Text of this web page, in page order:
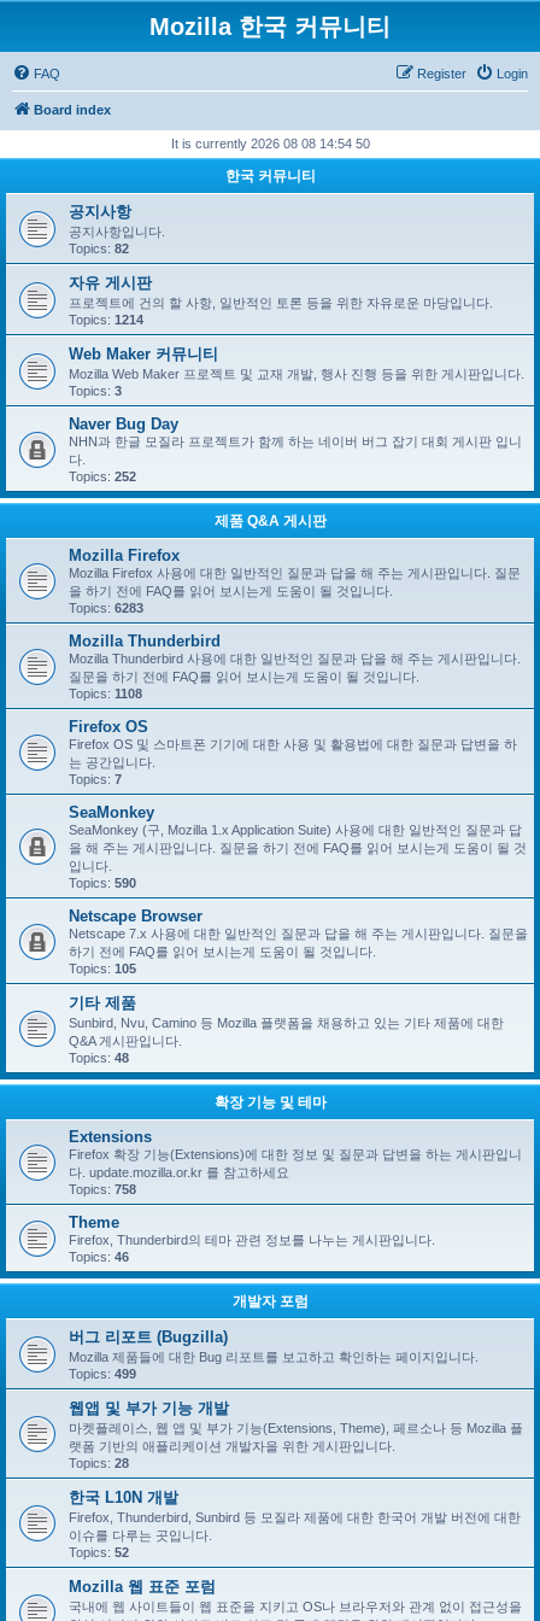
Mozilla 한국 커뮤니티
FAQ Login
Register
Board index
It is currently 2026 08 08 14:54 50
한국 커뮤니티
공지사항
공지사항입니다.
Topics: 82
자유 게시판
프로젝트에 건의 할 사항, 일반적인 토론 등을 위한 자유로운 마당입니다.
Topics: 1214
Web Maker 커뮤니티
Mozilla Web Maker 프로젝트 및 교재 개발, 행사 진행 등을 위한 게시판입니다.
Topics: 3
Naver Bug Day
NHN과 한글 모질라 프로젝트가 함께 하는 네이버 버그 잡기 대회 게시판 입니
다.
Topics: 252
제품 Q&A 게시판
Mozilla Firefox
Mozilla Firefox 사용에 대한 일반적인 질문과 답을 해 주는 게시판입니다. 질문
을 하기 전에 FAQ를 읽어 보시는게 도움이 될 것입니다.
Topics: 6283
Mozilla Thunderbird
Mozilla Thunderbird 사용에 대한 일반적인 질문과 답을 해 주는 게시판입니다.
질문을 하기 전에 FAQ를 읽어 보시는게 도움이 될 것입니다.
Topics: 1108
Firefox OS
Firefox OS 및 스마트폰 기기에 대한 사용 및 활용법에 대한 질문과 답변을 하
는 공간입니다.
Topics: 7
SeaMonkey
SeaMonkey (구, Mozilla 1.x Application Suite) 사용에 대한 일반적인 질문과 답
을 해 주는 게시판입니다. 질문을 하기 전에 FAQ를 읽어 보시는게 도움이 될 것
입니다.
Topics: 590
Netscape Browser
Netscape 7.x 사용에 대한 일반적인 질문과 답을 해 주는 게시판입니다. 질문을
하기 전에 FAQ를 읽어 보시는게 도움이 될 것입니다.
Topics: 105
기타 제품
Sunbird, Nvu, Camino 등 Mozilla 플랫폼을 채용하고 있는 기타 제품에 대한
Q&A 게시판입니다.
Topics: 48
확장 기능 및 테마
Extensions
Firefox 확장 기능(Extensions)에 대한 정보 및 질문과 답변을 하는 게시판입니
다. update.mozilla.or.kr 를 참고하세요
Topics: 758
Theme
Firefox, Thunderbird의 테마 관련 정보를 나누는 게시판입니다.
Topics: 46
개발자 포럼
버그 리포트 (Bugzilla)
Mozilla 제품들에 대한 Bug 리포트를 보고하고 확인하는 페이지입니다.
Topics: 499
웹앱 및 부가 기능 개발
마켓플레이스, 웹 앱 및 부가 기능(Extensions, Theme), 페르소나 등 Mozilla 플
랫폼 기반의 애플리케이션 개발자을 위한 게시판입니다.
Topics: 28
한국 L10N 개발
Firefox, Thunderbird, Sunbird 등 모질라 제품에 대한 한국어 개발 버전에 대한
이슈를 다루는 곳입니다.
Topics: 52
Mozilla 웹 표준 포럼
국내에 웹 사이트들이 웹 표준을 지키고 OS나 브라우저와 관계 없이 접근성을